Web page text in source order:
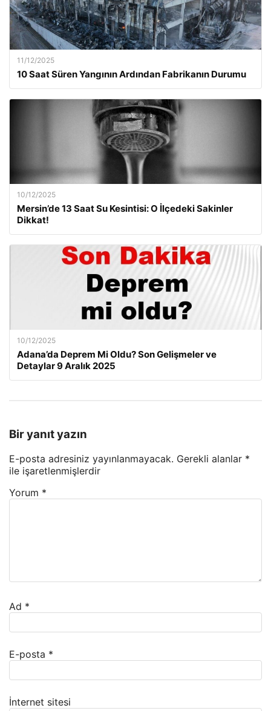
11/12/2025
10 Saat Süren Yangının Ardından Fabrikanın Durumu
10/12/2025
Mersin’de 13 Saat Su Kesintisi: O İlçedeki Sakinler
Dikkat!
10/12/2025
Adana’da Deprem Mi Oldu? Son Gelişmeler ve
Detaylar 9 Aralık 2025
Bir yanıt yazın
E-posta adresiniz yayınlanmayacak. Gerekli alanlar *
ile işaretlenmişlerdir
Yorum *
Ad *
E-posta *
İnternet sitesi